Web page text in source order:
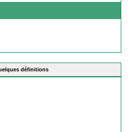
définitions